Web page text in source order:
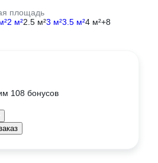
площадь
2 м²2.5 м²3 м²3.5 м²4 м²+8
108 бонусов